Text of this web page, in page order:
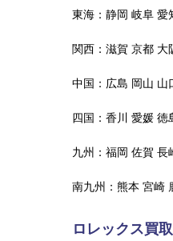
東海： 静岡 岐阜 愛
関西： 滋賀 京都 大
中国： 広島 岡山 山
四国： 香川 愛媛 徳
九州： 福岡 佐賀 長
南九州： 熊本 宮崎
ロレックス買